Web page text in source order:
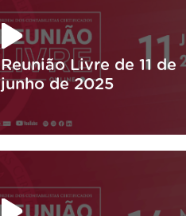
Reunião Livre de 11 de
junho de 2025